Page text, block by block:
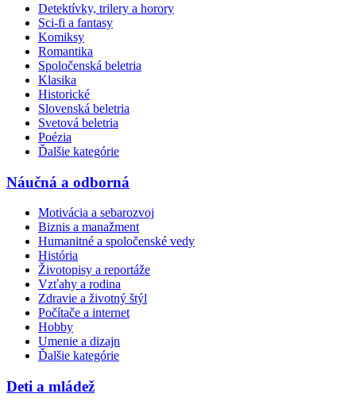
Detektívky, trilery a horory
Sci-fi a fantasy
Komiksy
Romantika
Spoločenská beletria
Klasika
Historické
Slovenská beletria
Svetová beletria
Poézia
Ďalšie kategórie
Náučná a odborná
Motivácia a sebarozvoj
Biznis a manažment
Humanitné a spoločenské vedy
História
Životopisy a reportáže
Vzťahy a rodina
Zdravie a životný štýl
Počítače a internet
Hobby
Umenie a dizajn
Ďalšie kategórie
Deti a mládež